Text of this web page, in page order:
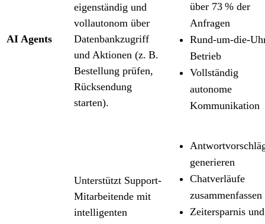
AI Agents
eigenständig und
vollautonom über
Datenbankzugriff
und Aktionen (z. B.
Bestellung prüfen,
Rücksendung
starten).
über 73 % der
Anfragen
Rund-um-die-
Betrieb
Vollständig
autonome
Kommunikation
Unterstützt Support-
Mitarbeitende mit
intelligenten
generieren
Chatverläufe
zusammenfassen
Zeitersparnis und